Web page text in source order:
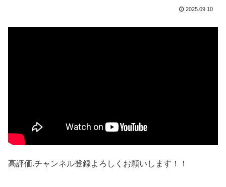
2025.09.10
高評価.チャンネル登録よろしくお願いします！！